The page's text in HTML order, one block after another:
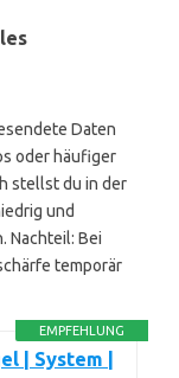
Daten
oder häufiger
stellst du in der
und
Nachteil: Bei
temporär
EMPFEHLUNG
| System |